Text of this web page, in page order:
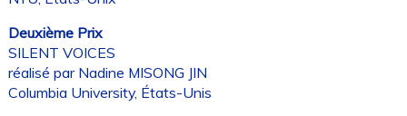
Deuxième Prix
SILENT VOICES
réalisé par Nadine MISONG JIN
Columbia University, États-Unis